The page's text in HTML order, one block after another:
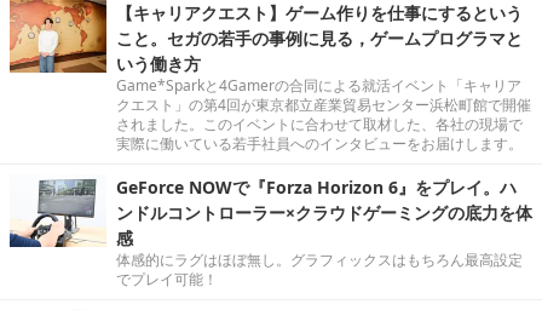
【キャリアクエスト】ゲーム作りを仕事にするという
こと。セガの若手の事例に見る，ゲームプログラマと
いう働き方
Game*Sparkと4Gamerの合同による就活イベント「キャリア
クエスト」の第4回が東京都立産業貿易センター浜松町館で開催
されました。このイベントに合わせて取材した、各社の現場で
実際に働いている若手社員へのインタビューをお届けします。
GeForce NOWで『Forza Horizon 6』をプレイ。ハ
ンドルコントローラー×クラウドゲーミングの底力を体
感
体感的にラグはほぼ無し。グラフィックスはもちろん最高設定
でプレイ可能！